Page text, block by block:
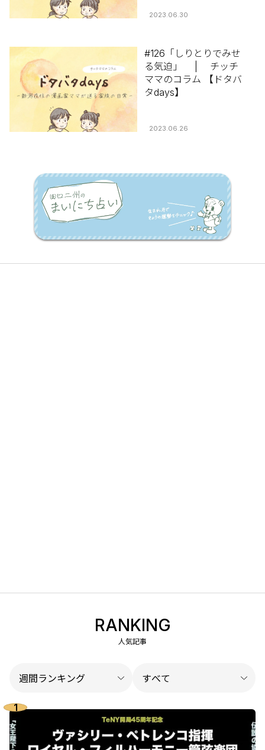
2023.06.30
#126「しりとりでみせ
る気迫」 | チッチ
ママのコラム 【ドタバ
タdays】
2023.06.26
RANKING
人気記事